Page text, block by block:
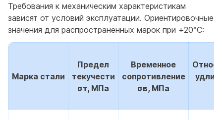
Требования к механическим характеристикам
зависят от условий эксплуатации. Ориентировочные
значения для распространенных марок при +20°С:
Марка стали
Предел
текучести
σт, МПа
Временное
сопротивление
σв, МПа